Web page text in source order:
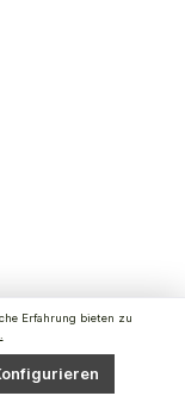
Erfahrung bieten zu